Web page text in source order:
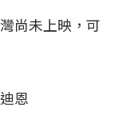
尚未上映，可
恩